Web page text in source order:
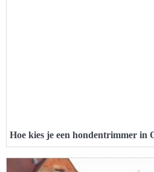
Hoe kies je een hondentrimmer in